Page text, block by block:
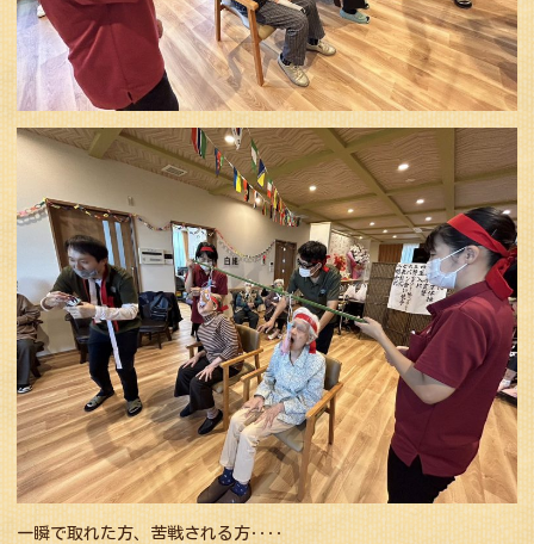
一瞬で取れた方、苦戦される方‥‥